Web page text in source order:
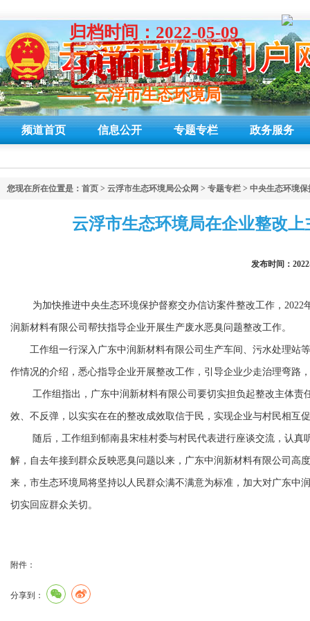
—— 云浮市生态环境局
—— 云浮市生态环境局
频道首页 信息公开 专题专栏 政务服务
归档时间：2022-05-09
您现在所在位置是： 首页 > 云浮市生态环境局公众网 > 专题专栏 > 中央生态环境
云浮市生态环境局在企业整改
发布时间：
为加快推进中央生态环境保护督察交办信访案件整改工作，2022
润新材料有限公司帮扶指导企业开展生产废水恶臭问题整改工作。
工作组一行深入广东中润新材料有限公司生产车间、污水处理站
作情况的介绍，悉心指导企业开展整改工作，引导企业少走治理弯路
工作组指出，广东中润新材料有限公司要切实担负起整改主体责
效、不反弹，以实实在在的整改成效取信于民，实现企业与村民相互
随后，工作组到郁南县宋桂村委与村民代表进行座谈交流，认真
解，自去年接到群众反映恶臭问题以来，广东中润新材料有限公司高
来，市生态环境局将坚持以人民群众满不满意为标准，加大对广东中
切实回应群众关切。
附件：
分享到：